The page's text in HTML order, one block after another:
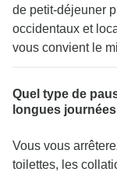
de petit-déjeuner
occidentaux et
vous convient le
Quel type de
longues
Vous vous
toilettes, les